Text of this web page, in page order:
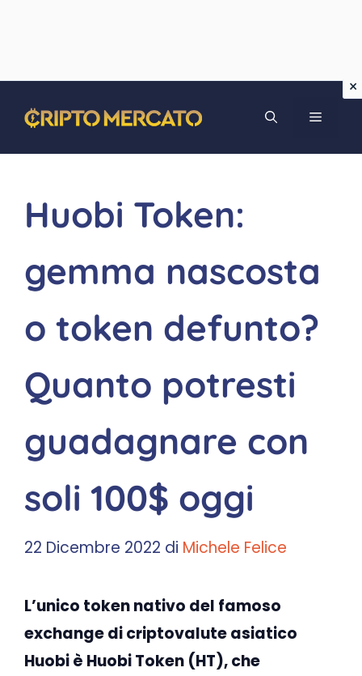
contenuto
MENU
Huobi Token:
gemma nascosta
o token defunto?
Quanto potresti
guadagnare con
soli 100$ oggi
22 Dicembre 2022 di Michele Felice
L’unico token nativo del famoso
exchange di criptovalute asiatico
Huobi è Huobi Token (HT), che